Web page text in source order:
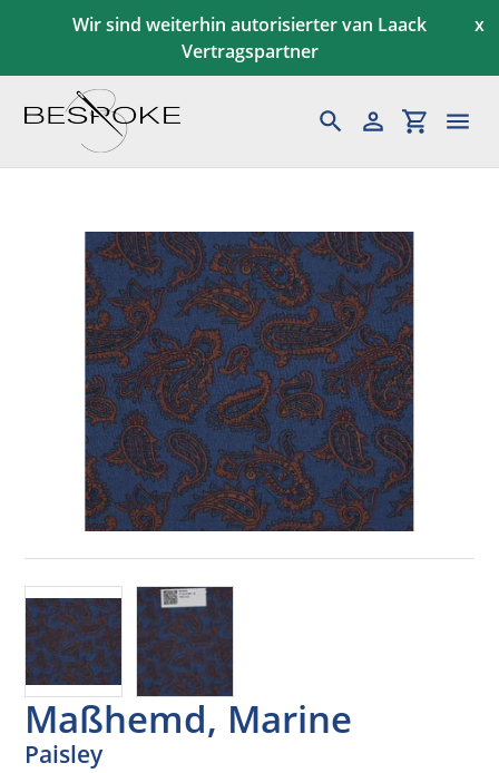
Wir sind weiterhin autorisierter van Laack
Vertragspartner
x
SuchenEinloggen
Gutscheine
Kundenservice
News & Aktionen
Maßhemd, Marine
Paisley